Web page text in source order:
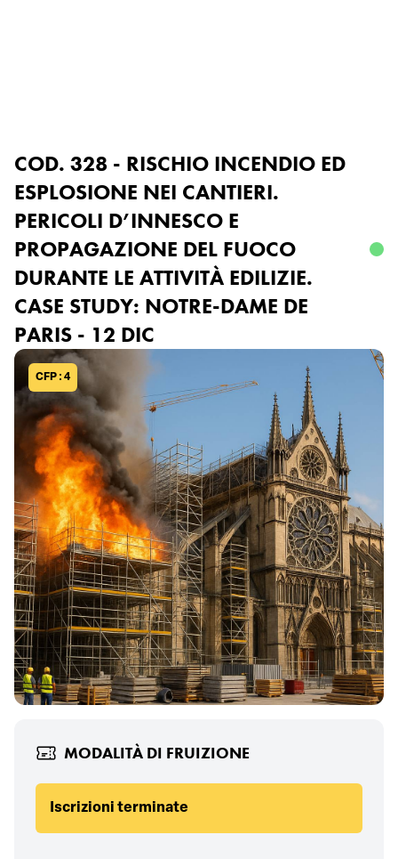
COD. 328 - RISCHIO INCENDIO ED
ESPLOSIONE NEI CANTIERI.
PERICOLI D’INNESCO E
PROPAGAZIONE DEL FUOCO
DURANTE LE ATTIVITÀ EDILIZIE.
CASE STUDY: NOTRE-DAME DE
PARIS - 12 DIC
CFP : 4
MODALITÀ DI FRUIZIONE
Iscrizioni terminate